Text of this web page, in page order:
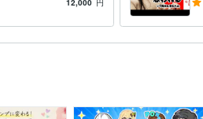
削・シナリオからネ
12,000 円